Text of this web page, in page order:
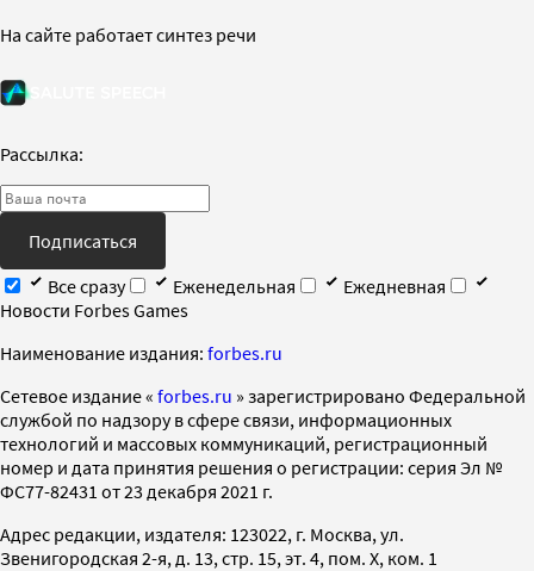
На сайте работает синтез речи
Рассылка:
Подписаться
Все сразу
Еженедельная
Ежедневная
Новости Forbes Games
Наименование издания: forbes.ru
Cетевое издание « forbes.ru » зарегистрировано Федеральной
службой по надзору в сфере связи, информационных
технологий и массовых коммуникаций, регистрационный
номер и дата принятия решения о регистрации: серия Эл №
ФС77-82431 от 23 декабря 2021 г.
Адрес редакции, издателя: 123022, г. Москва, ул.
Звенигородская 2-я, д. 13, стр. 15, эт. 4, пом. X, ком. 1